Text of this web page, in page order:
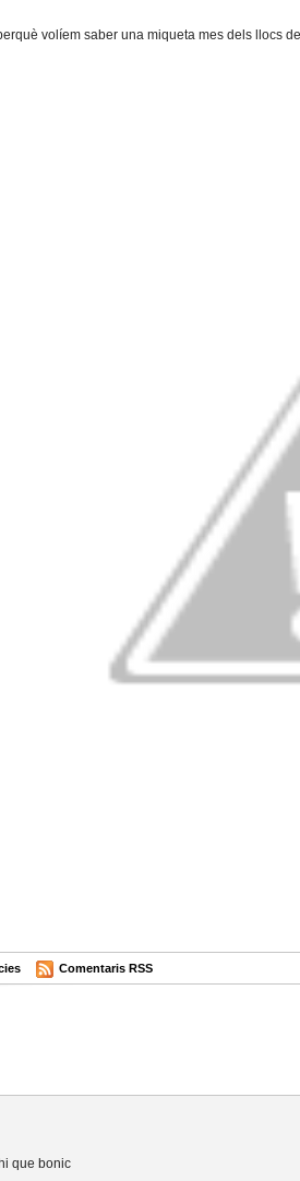
volíem saber una miqueta mes dels llocs
Comentaris RSS
que bonic